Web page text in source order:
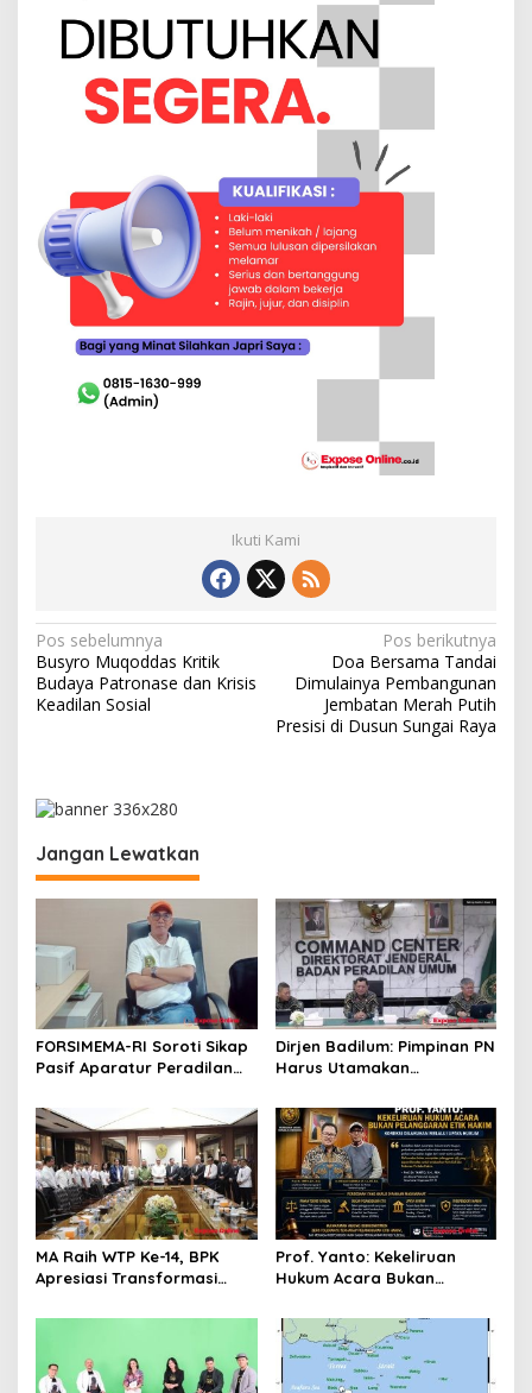
Ikuti Kami
N
a
v
a
s
i
o
s
Pos sebelumnya
Busyro Muqoddas Kritik
Budaya Patronase dan Krisis
Keadilan Sosial
Pos berikutnya
Doa Bersama Tandai
Dimulainya Pembangunan
Jembatan Merah Putih
Presisi di Dusun Sungai Raya
Jangan Lewatkan
FORSIMEMA-RI Soroti Sikap
Pasif Aparatur Peradilan
Diri Hanya Memperburuk
Citra Lembaga
Dirjen Badilum: Pimpinan PN
Harus Utamakan
Pribadi
MA Raih WTP Ke-14, BPK
Apresiasi Transformasi
Prof. Yanto: Kekeliruan
Hukum Acara Bukan
Koreksi Dilakukan Melalui
Upaya Hukum